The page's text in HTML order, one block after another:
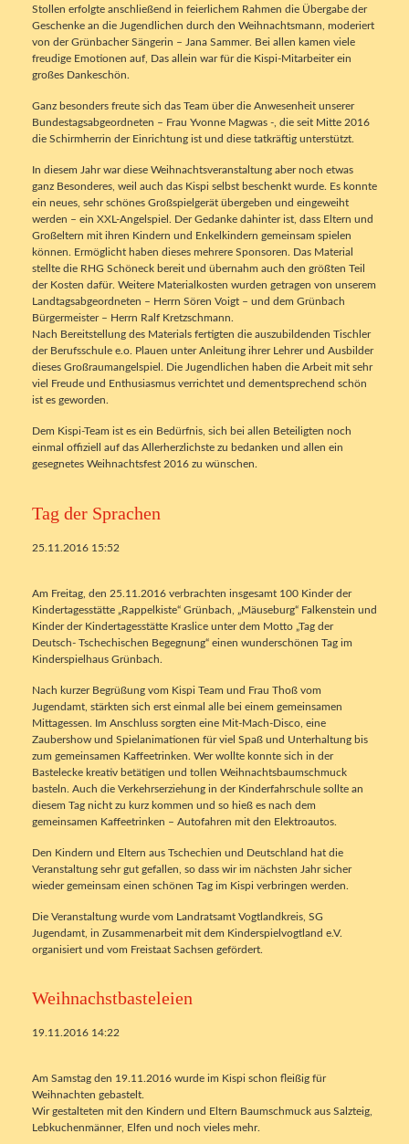
Stollen erfolgte anschließend in feierlichem Rahmen die Übergabe der
Geschenke an die Jugendlichen durch den Weihnachtsmann, moderiert
von der Grünbacher Sängerin – Jana Sammer. Bei allen kamen viele
freudige Emotionen auf, Das allein war für die Kispi-Mitarbeiter ein
großes Dankeschön.
Ganz besonders freute sich das Team über die Anwesenheit unserer
Bundestagsabgeordneten – Frau Yvonne Magwas -, die seit Mitte 2016
die Schirmherrin der Einrichtung ist und diese tatkräftig unterstützt.
In diesem Jahr war diese Weihnachtsveranstaltung aber noch etwas
ganz Besonderes, weil auch das Kispi selbst beschenkt wurde. Es konnte
ein neues, sehr schönes Großspielgerät übergeben und eingeweiht
werden – ein XXL-Angelspiel. Der Gedanke dahinter ist, dass Eltern und
Großeltern mit ihren Kindern und Enkelkindern gemeinsam spielen
können. Ermöglicht haben dieses mehrere Sponsoren. Das Material
stellte die RHG Schöneck bereit und übernahm auch den größten Teil
der Kosten dafür. Weitere Materialkosten wurden getragen von unserem
Landtagsabgeordneten – Herrn Sören Voigt – und dem Grünbach
Bürgermeister – Herrn Ralf Kretzschmann.
Nach Bereitstellung des Materials fertigten die auszubildenden Tischler
der Berufsschule e.o. Plauen unter Anleitung ihrer Lehrer und Ausbilder
dieses Großraumangelspiel. Die Jugendlichen haben die Arbeit mit sehr
viel Freude und Enthusiasmus verrichtet und dementsprechend schön
ist es geworden.
Dem Kispi-Team ist es ein Bedürfnis, sich bei allen Beteiligten noch
einmal offiziell auf das Allerherzlichste zu bedanken und allen ein
gesegnetes Weihnachtsfest 2016 zu wünschen.
Tag der Sprachen
25.11.2016 15:52
Am Freitag, den 25.11.2016 verbrachten insgesamt 100 Kinder der
Kindertagesstätte „Rappelkiste“ Grünbach, „Mäuseburg“ Falkenstein und
Kinder der Kindertagesstätte Kraslice unter dem Motto „Tag der
Deutsch- Tschechischen Begegnung“ einen wunderschönen Tag im
Kinderspielhaus Grünbach.
Nach kurzer Begrüßung vom Kispi Team und Frau Thoß vom
Jugendamt, stärkten sich erst einmal alle bei einem gemeinsamen
Mittagessen. Im Anschluss sorgten eine Mit-Mach-Disco, eine
Zaubershow und Spielanimationen für viel Spaß und Unterhaltung bis
zum gemeinsamen Kaffeetrinken. Wer wollte konnte sich in der
Bastelecke kreativ betätigen und tollen Weihnachtsbaumschmuck
basteln. Auch die Verkehrserziehung in der Kinderfahrschule sollte an
diesem Tag nicht zu kurz kommen und so hieß es nach dem
gemeinsamen Kaffeetrinken – Autofahren mit den Elektroautos.
Den Kindern und Eltern aus Tschechien und Deutschland hat die
Veranstaltung sehr gut gefallen, so dass wir im nächsten Jahr sicher
wieder gemeinsam einen schönen Tag im Kispi verbringen werden.
Die Veranstaltung wurde vom Landratsamt Vogtlandkreis, SG
Jugendamt, in Zusammenarbeit mit dem Kinderspielvogtland e.V.
organisiert und vom Freistaat Sachsen gefördert.
Weihnachstbasteleien
19.11.2016 14:22
Am Samstag den 19.11.2016 wurde im Kispi schon fleißig für
Weihnachten gebastelt.
Wir gestalteten mit den Kindern und Eltern Baumschmuck aus Salzteig,
Lebkuchenmänner, Elfen und noch vieles mehr.